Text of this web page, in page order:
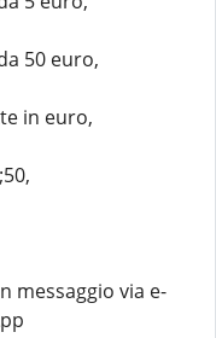
50 euro,
in euro,
messaggio via e-